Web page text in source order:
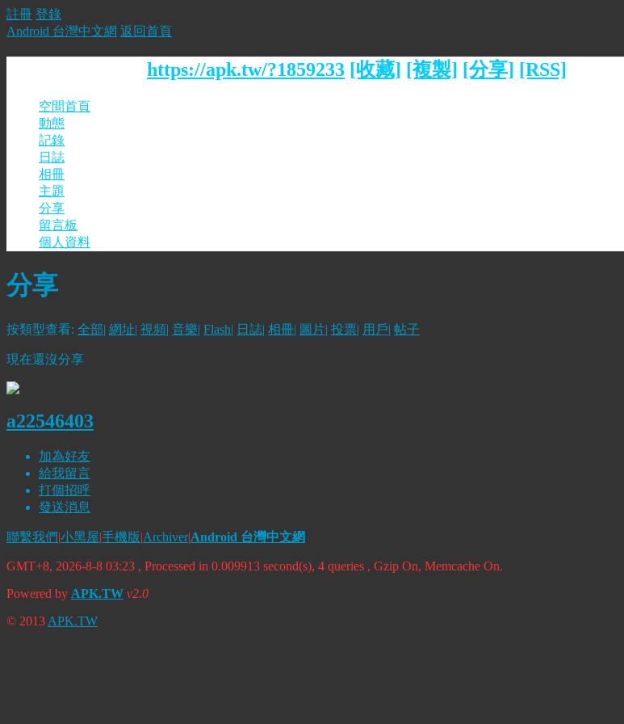
註冊 登錄
Android 台灣中文網 返回首頁
https://apk.tw/?1859233 [收藏] [複製] [分享] [RSS]
空間首頁
動態
記錄
日誌
相冊
主題
分享
留言板
個人資料
分享
按類型查看: 全部| 網址| 視頻| 音樂| Flash| 日誌| 相冊| 圖片| 投票| 用戶| 帖子
現在還沒分享
a22546403
加為好友
給我留言
打個招呼
發送消息
聯繫我們|小黑屋|手機版|Archiver|Android 台灣中文網
GMT+8, 2026-8-8 03:23 , Processed in 0.009913 second(s), 4 queries , Gzip On, Memcache On.
Powered by APK.TW v2.0
© 2013 APK.TW